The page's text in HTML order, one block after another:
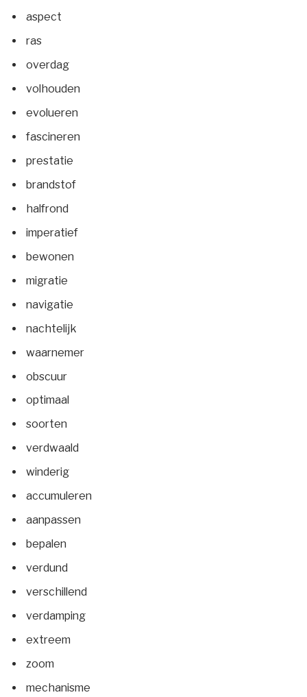
aspect
ras
overdag
volhouden
evolueren
fascineren
prestatie
brandstof
halfrond
imperatief
bewonen
migratie
navigatie
nachtelijk
waarnemer
obscuur
optimaal
soorten
verdwaald
winderig
accumuleren
aanpassen
bepalen
verdund
verschillend
verdamping
extreem
zoom
mechanisme